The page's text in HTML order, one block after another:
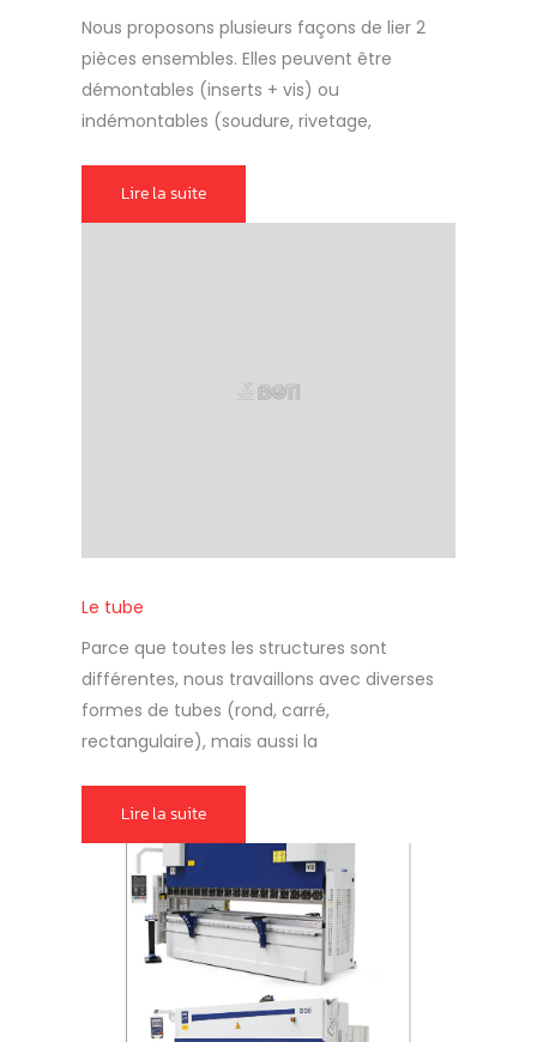
Nous proposons plusieurs façons de lier 2
pièces ensembles. Elles peuvent être
démontables (inserts + vis) ou
indémontables (soudure, rivetage,
Lire la suite
Le tube
Parce que toutes les structures sont
différentes, nous travaillons avec diverses
formes de tubes (rond, carré,
rectangulaire), mais aussi la
Lire la suite